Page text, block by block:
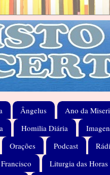
Ângelus Ano da
Homilia Diária
Orações Podcast
Liturgia das